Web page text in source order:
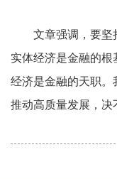
文章强调，要坚持
实体经济是金融的
经济是金融的天职。
推动高质量发展，决